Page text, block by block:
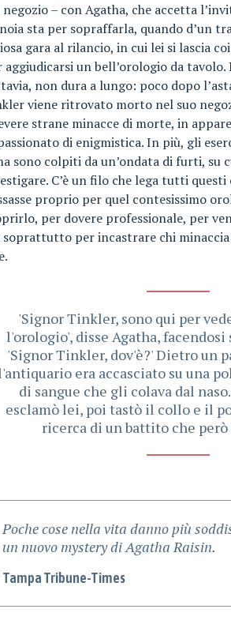
negozio – con Agatha, che accetta
sta per sopraffarla, quando d’un
gara al rilancio, in cui lei si lascia
aggiudicarsi un bell’orologio da tavolo.
non dura a lungo: poco dopo
viene ritrovato morto nel suo
strane minacce di morte, in
di enigmistica. In più, gli
sono colpiti da un’ondata di furti, su
C’è un filo che lega tutti questi
proprio per quel contesissimo
per dovere professionale, per
soprattutto per incastrare chi
'Signor Tinkler, sono qui per
l'orologio', disse Agatha,
'Signor Tinkler, dov'è?' Dietro un
era accasciato su una
di sangue che gli colava dal
esclamò lei, poi tastò il collo e il
ricerca di un battito che però
Poche cose nella vita danno più
un nuovo mystery di Agatha Raisin.
Tampa Tribune-Times